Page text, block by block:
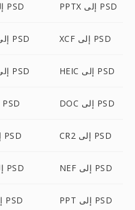
JPEG إلى PSD PPTX إلى PSD
WEBP إلى PSD XCF إلى PSD
HTML إلى PSD HEIC إلى PSD
JFIF إلى PSD DOC إلى PSD
DXF إلى PSD CR2 إلى PSD
ARW إلى PSD NEF إلى PSD
TIFF إلى PSD PPT إلى PSD